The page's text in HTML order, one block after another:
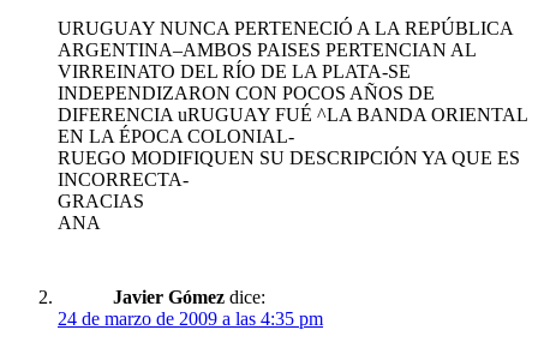
URUGUAY NUNCA PERTENECIÓ A LA REPÚBLICA
ARGENTINA–AMBOS PAISES PERTENCIAN AL
VIRREINATO DEL RÍO DE LA PLATA-SE
INDEPENDIZARON CON POCOS AÑOS DE
DIFERENCIA uRUGUAY FUÉ ^LA BANDA ORIENTAL
EN LA ÉPOCA COLONIAL-
RUEGO MODIFIQUEN SU DESCRIPCIÓN YA QUE ES
INCORRECTA-
GRACIAS
ANA
Javier Gómez dice:
24 de marzo de 2009 a las 4:35 pm